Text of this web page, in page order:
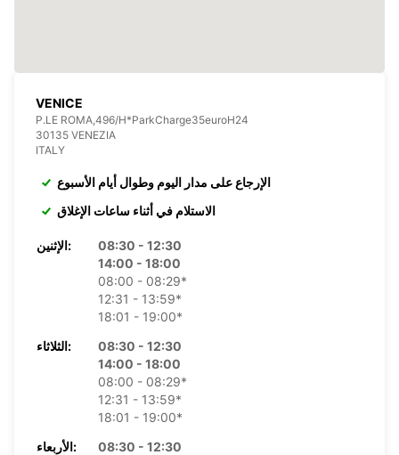
VENICE
P.LE ROMA,496/H*ParkCharge35euroH24
30135 VENEZIA
ITALY
الإرجاع على مدار اليوم وطوال أيام الأسبوع
الاستلام في أثناء ساعات الإغلاق
الإثنين:
08:30 - 12:30
14:00 - 18:00
08:00 - 08:29*
12:31 - 13:59*
18:01 - 19:00*
الثلاثاء:
08:30 - 12:30
14:00 - 18:00
08:00 - 08:29*
12:31 - 13:59*
18:01 - 19:00*
الأربعاء:
08:30 - 12:30